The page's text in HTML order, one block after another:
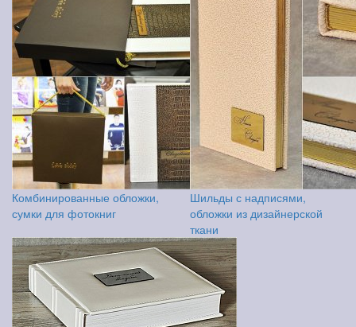
Комбинированные обложки,
сумки для фотокниг
Шильды с надписями,
обложки из дизайнерской
ткани